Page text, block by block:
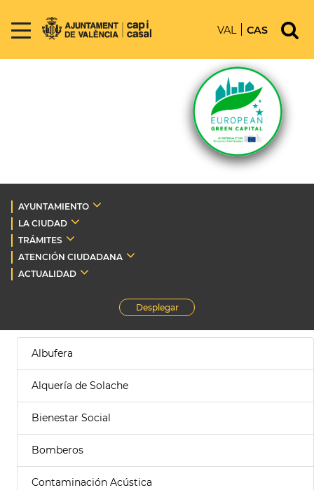
VAL CAS
AYUNTAMIENTO
LA CIUDAD
TRÁMITES
ATENCIÓN CIUDADANA
ACTUALIDAD
Desplegar
Albufera
Alquería de Solache
Bienestar Social
Bomberos
Contaminación Acústica